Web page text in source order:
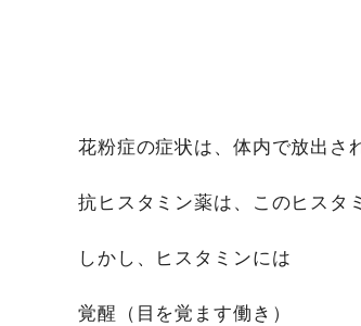
花粉症の症状は、体内で放出さ
抗ヒスタミン薬は、このヒスタ
しかし、ヒスタミンには
覚醒（目を覚ます働き）